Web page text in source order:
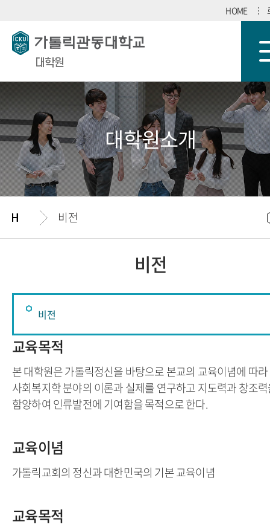
HOME
대학원
대학원소개
비전
비전
비전
인사말
비전
연혁
교육목적
본 대학원은 가톨릭정신을 바탕으로 본교의 교육이념에 따라
사회복지학 분야의 이론과 실제를 연구하고 지도력과 창조
함양하여 인류발전에 기여함을 목적으로 한다.
교육이념
가톨릭교회의 정신과 대한민국의 기본 교육이념
교육목적